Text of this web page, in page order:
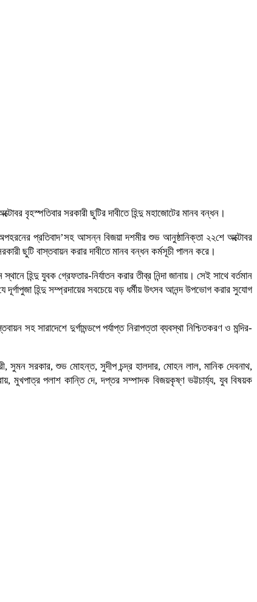
বৃহস্পতিবার সরকারী ছুটির দাবীতে হিন্দু মহাজোটের মানব বন্ধন।
অপহরনের প্রতিবাদ’সহ আসন্ন বিজয়া দশমীর শুভ আনুষ্ঠানিক্তা ২২শে অক্টোবর
ছুটি বাস্তবায়ন করার দাবীতে মানব বন্ধন কর্মসূচী পালন করে।
হিন্দু যুবক গ্রেফতার-নির্যাতন করার তীব্র নিন্দা জানায়। সেই সাথে বর্তমান
হিন্দু সম্প্রদায়ের সবচেয়ে বড় ধর্মীয় উৎসব আনন্দ উপভোগ করার সুযোগ
সহ সারাদেশে দুর্গামন্ডপে পর্যাপ্ত নিরাপত্তা ব্যবস্থা নিশ্চিতকরণ ও মন্দির-
সুমন সরকার, শুভ মোহন্ত, সুদীপ চন্দ্র হালদার, মোহন লাল, মানিক দেবনাথ,
মুখপাত্র পলাশ কান্তি দে, দপ্তর সম্পাদক বিজয়কৃষ্ণ ভট্টচার্য্য, যুব বিষয়ক